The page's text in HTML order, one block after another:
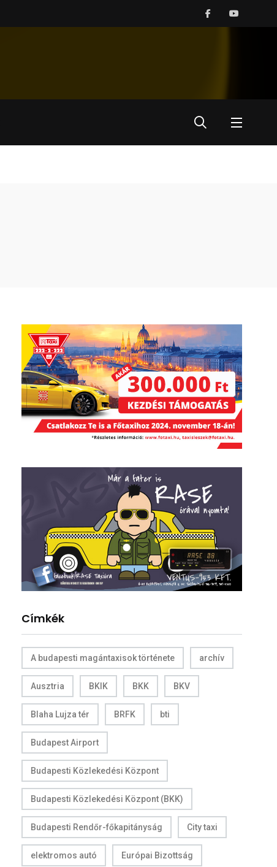
Címkék
A budapesti magántaxisok története archív
Ausztria BKIK BKK BKV
Blaha Lujza tér BRFK bti
Budapest Airport
Budapesti Közlekedési Központ
Budapesti Közlekedési Központ (BKK)
Budapesti Rendőr-főkapitányság City taxi
elektromos autó Európai Bizottság